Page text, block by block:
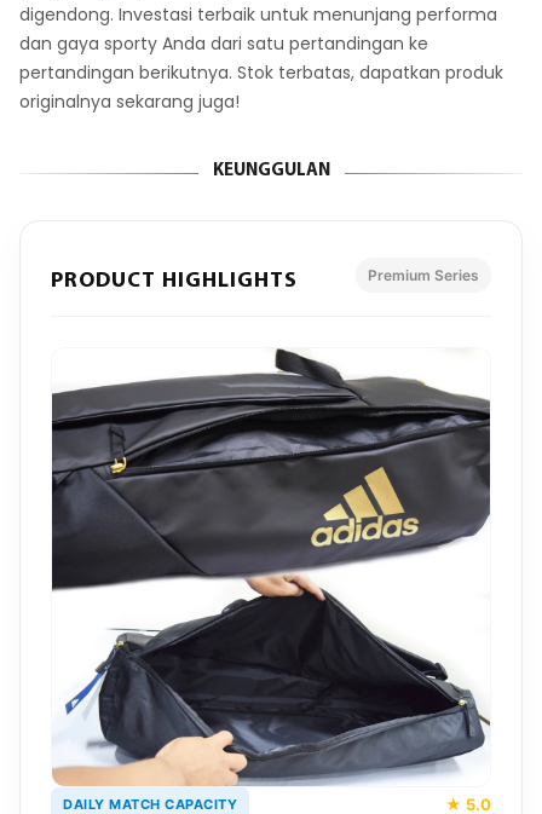
digendong. Investasi terbaik untuk menunjang performa
dan gaya sporty Anda dari satu pertandingan ke
pertandingan berikutnya. Stok terbatas, dapatkan produk
originalnya sekarang juga!
KEUNGGULAN
PRODUCT HIGHLIGHTS Premium Series
DAILY MATCH CAPACITY ★ 5.0